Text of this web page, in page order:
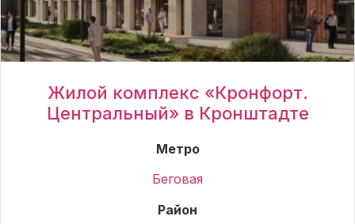
Жилой комплекс «Кронфорт.
Центральный» в Кронштадте
Метро
Беговая
Район